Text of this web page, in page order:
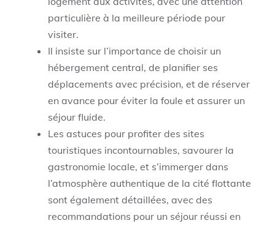
particulière à la meilleure période pour
visiter.
Il insiste sur l’importance de choisir un
hébergement central, de planifier ses
déplacements avec précision, et de réserver
en avance pour éviter la foule et assurer un
séjour fluide.
Les astuces pour profiter des sites
touristiques incontournables, savourer la
gastronomie locale, et s’immerger dans
l’atmosphère authentique de la cité flottante
sont également détaillées, avec des
recommandations pour un séjour réussi en